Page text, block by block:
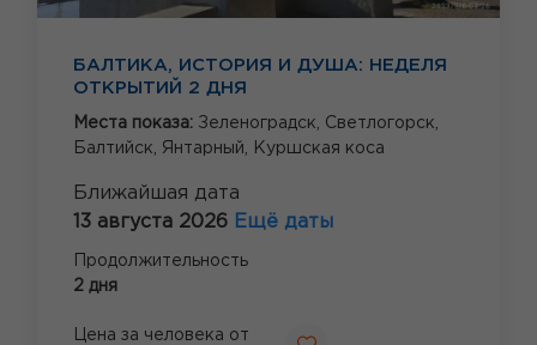
БАЛТИКА, ИСТОРИЯ И ДУША: НЕДЕЛЯ
ОТКРЫТИЙ 2 ДНЯ
Места показа: Зеленоградск, Светлогорск,
Балтийск, Янтарный, Куршская коса
Ближайшая дата
13 августа 2026 Ещё даты
Продолжительность
2 дня
Цена за человека от